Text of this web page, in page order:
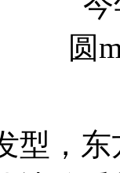
型，